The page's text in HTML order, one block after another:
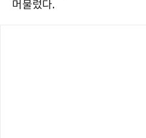
머물렀다.